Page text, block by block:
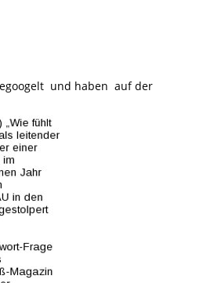
und haben auf der